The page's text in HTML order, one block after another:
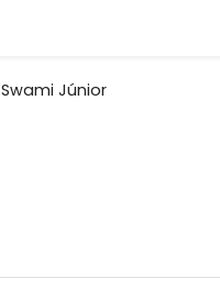
Swami Júnior